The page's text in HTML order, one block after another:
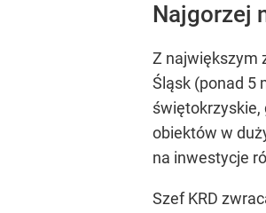
Najgorzej
Z największym
Śląsk (ponad 5
świętokrzyskie,
obiektów w
na inwestycje
Szef KRD